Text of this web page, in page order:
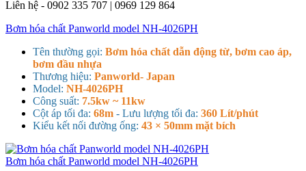
Liên hệ - 0902 335 707 | 0969 129 864
Bơm hóa chất Panworld model NH-4026PH
Tên thường gọi: Bơm hóa chất dẫn động từ, bơm cao áp,
bơm đầu nhựa
Thương hiệu: Panworld- Japan
Model: NH-4026PH
Công suất: 7.5kw ~ 11kw
Cột áp tối đa: 68m - Lưu lượng tối đa: 360 Lít/phút
Kiểu kết nối đường ống: 43 × 50mm mặt bích
Bơm hóa chất Panworld model NH-4026PH